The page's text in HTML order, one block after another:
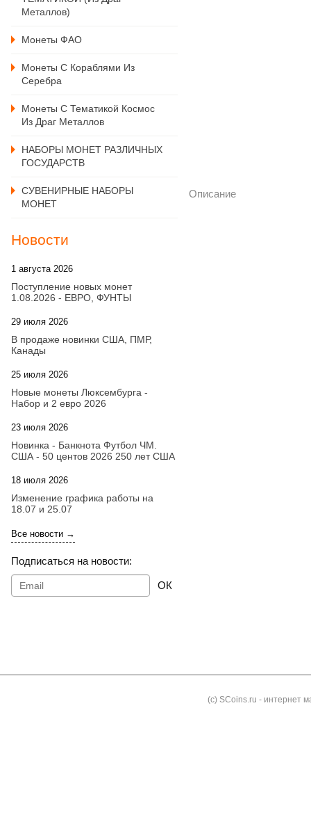
Металлов)
Монеты ФАО
Монеты С Кораблями Из
Серебра
Монеты С Тематикой Космос
Из Драг Металлов
НАБОРЫ МОНЕТ РАЗЛИЧНЫХ
ГОСУДАРСТВ
СУВЕНИРНЫЕ НАБОРЫ
МОНЕТ
Новости
1 августа 2026
Поступление новых монет
1.08.2026 - ЕВРО, ФУНТЫ
29 июля 2026
В продаже новинки США, ПМР,
Канады
25 июля 2026
Новые монеты Люксембурга -
Набор и 2 евро 2026
23 июля 2026
Новинка - Банкнота Футбол ЧМ.
США - 50 центов 2026 250 лет США
18 июля 2026
Изменение графика работы на
18.07 и 25.07
Все новости →
Подписаться на новости:
ОК
Описание
(с) SCoins.ru - интернет